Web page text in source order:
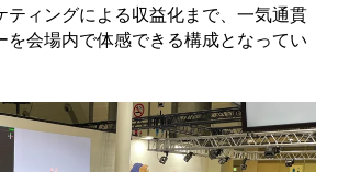
ティングによる収益化まで、一気通貫
を会場内で体感できる構成となってい